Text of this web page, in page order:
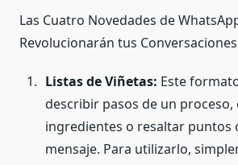
Las Cuatro Novedades de
Revolucionarán tus Conversaciones
Listas de Viñetas: Este
describir pasos de un
ingredientes o resaltar puntos
mensaje. Para utilizarlo,